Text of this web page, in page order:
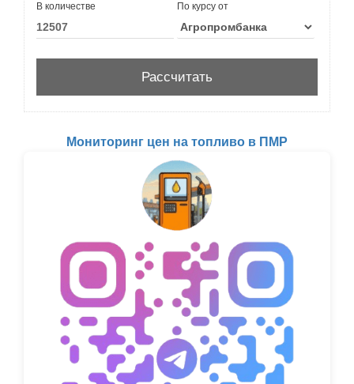
В количестве По курсу от
Мониторинг цен на топливо в ПМР